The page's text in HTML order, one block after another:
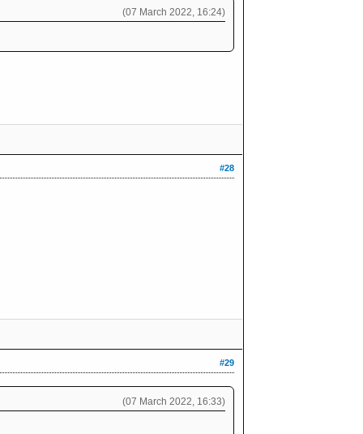
(07 March 2022, 16:24)
#28
#29
(07 March 2022, 16:33)